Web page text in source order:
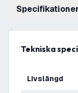
Specifikationer
Tekniska
Livslängd